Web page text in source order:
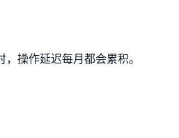
操作延迟每月都会累积。